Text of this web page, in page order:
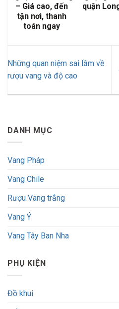
– Giá cao, đến
tận nơi, thanh
toán ngay
quận
Những quan niệm sai lầm về
rượu vang và độ cao
DANH MỤC
Vang Pháp
Vang Chile
Rượu Vang trắng
Vang Ý
Vang Tây Ban Nha
PHỤ KIỆN
Đồ khui